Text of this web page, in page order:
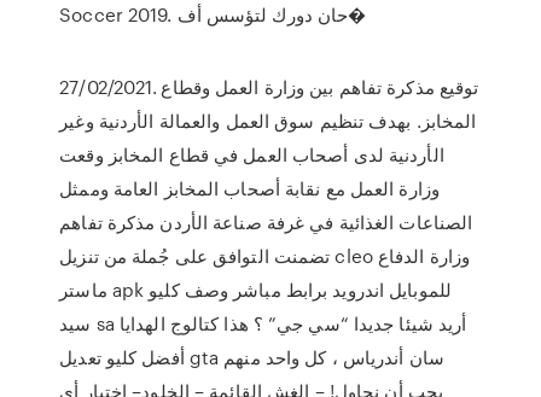
Soccer 2019. حان دورك لتؤسس أف�
27/02/2021. توقيع مذكرة تفاهم بين وزارة العمل وقطاع
المخابز. بهدف تنظيم سوق العمل والعمالة الأردنية وغير
الأردنية لدى أصحاب العمل في قطاع المخابز وقعت
وزارة العمل مع نقابة أصحاب المخابز العامة وممثل
الصناعات الغذائية في غرفة صناعة الأردن مذكرة تفاهم
تضمنت التوافق على جُملة من تنزيل cleo وزارة الدفاع
ماستر apk للموبايل اندرويد برابط مباشر وصف كليو
سيد sa أريد شيئا جديدا “سي جي” ؟ هذا كتالوج الهدايا
أفضل كليو تعديل gta سان أندرياس ، كل واحد منهم
يجب أن نحاول! – الغش القائمة – الخلود– اختيار أي